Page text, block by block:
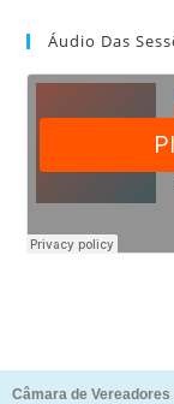
Áudio Das
Câmara de